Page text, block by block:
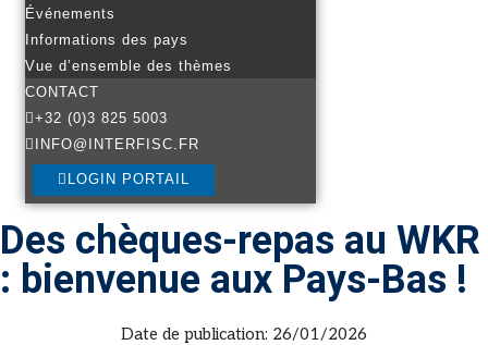
Événements
Informations des pays
Vue d’ensemble des thèmes
CONTACT
+32 (0)3 825 5003
INFO@INTERFISC.FR
LOGIN PORTAIL
Des chèques-repas au WKR
: bienvenue aux Pays-Bas !
Date de publication: 26/01/2026